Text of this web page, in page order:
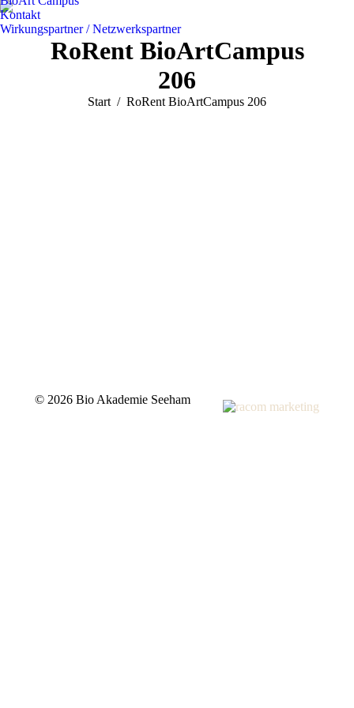
Kontakt
Wirkungspartner / Netzwerkspartner
RoRent BioArtCampus
206
Sie befinden sich hier:
Start RoRent BioArtCampus 206
© 2026 Bio Akademie Seeham